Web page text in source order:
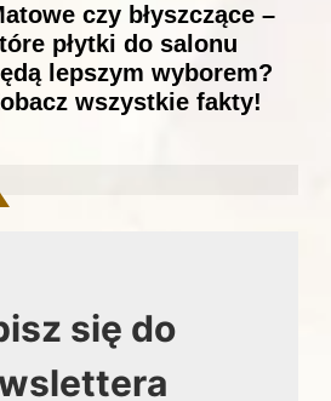
czy błyszczące –
płytki do salonu
lepszym wyborem?
wszystkie fakty!
się do